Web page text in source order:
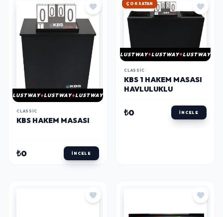
LUSTWAY LUSTWAY LUSTWAY
CLASSIC
KBS HAKEM MASASI
₺0 İNCELE
ÇOK SATAN
LUSTWAY LUSTWAY LUSTWAY
CLASSIC
KBS 1 HAKEM MASASI
HAVLULUKLU
₺0 İNCELE